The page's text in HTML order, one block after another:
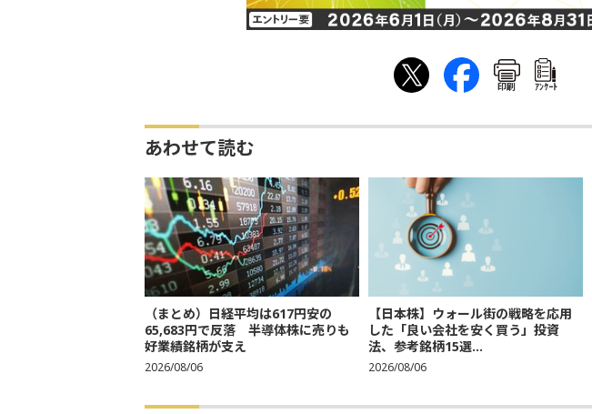
印刷 ｱﾝｹｰﾄ
あわせて読む
（まとめ）日経平均は617円安の
65,683円で反落 半導体株に売りも
好業績銘柄が支え
2026/08/06
【日本株】ウォール街の戦略を応用
した「良い会社を安く買う」投資
法、参考銘柄15選...
2026/08/06